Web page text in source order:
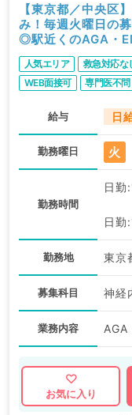
【東京都／中央区
み！毎週火曜日の
◎駅近くのAGA・
のゆったりめご勤
人気エリア 救急対応な
WEB面接可
専門医不問
給与 日
勤務曜日 火
勤務時間
日
日
勤務地 東京
募集科目
業務内容 AGA
お気に入り